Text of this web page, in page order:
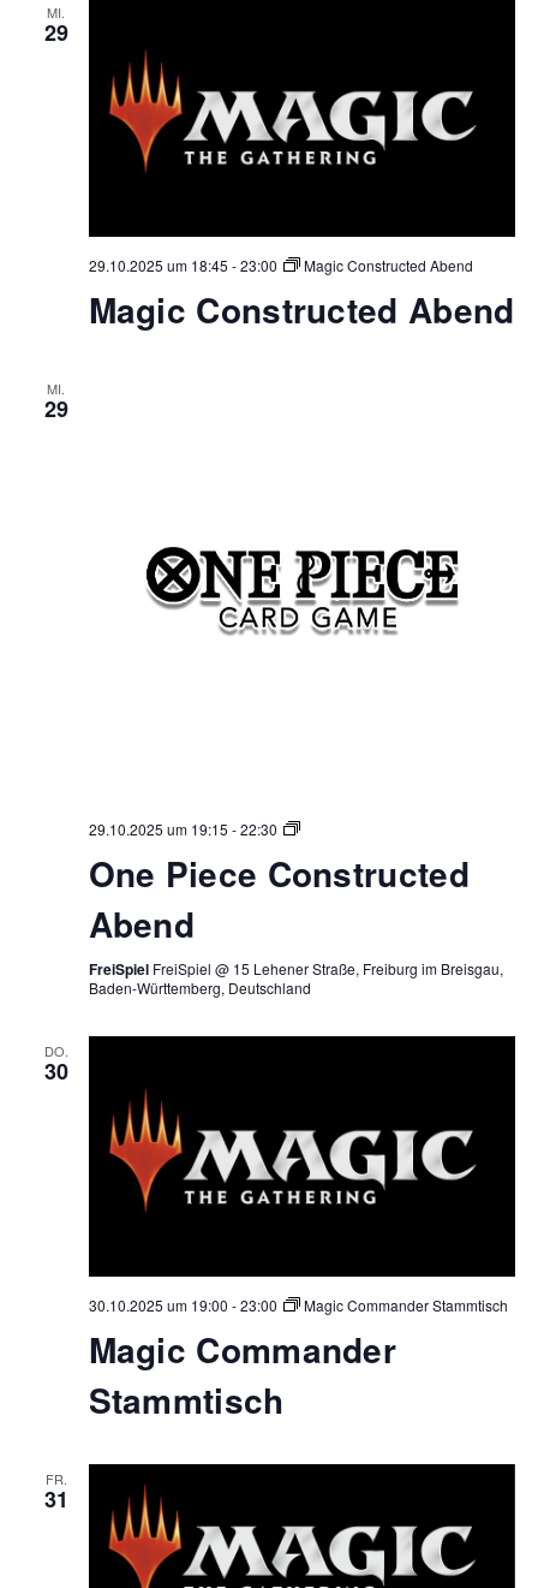
MI.
29
29.10.2025 um 18:45 -23:00 Magic Constructed Abend
Magic Constructed Abend
MI.
29
29.10.2025 um 19:15 -22:30
One
Constructed
Abend
One Piece Constructed
Abend
FreiSpiel FreiSpiel @ 15 Lehener Straße, Freiburg im Breisgau,
Baden-Württemberg, Deutschland
DO.
30
30.10.2025 um 19:00 -23:00 Magic Commander Stammtisch
Magic Commander
Stammtisch
FR.
31